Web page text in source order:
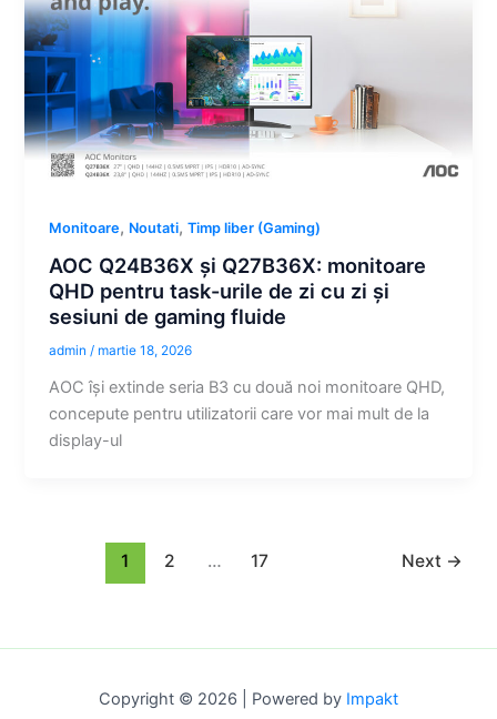
Monitoare, Noutati,Timp liber (Gaming)
AOC Q24B36X și Q27B36X: monitoare
QHD pentru task-urile de zi cu zi și
sesiuni de gaming fluide
admin/ martie 18, 2026
AOC își extinde seria B3 cu două noi monitoare QHD,
concepute pentru utilizatorii care vor mai mult de la
display-ul
1 2 … 17 Next →
Copyright © 2026 | Powered by Impakt